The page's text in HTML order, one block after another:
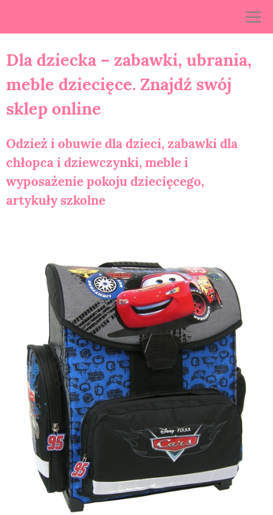
Dla dziecka – zabawki, ubrania,
meble dziecięce. Znajdź swój
sklep online
Odzież i obuwie dla dzieci, zabawki dla
chłopca i dziewczynki, meble i
wyposażenie pokoju dziecięcego,
artykuły szkolne